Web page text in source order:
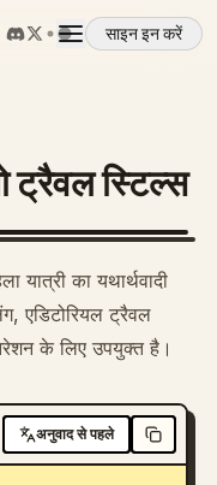
साइन इन करें
ट्रैवल स्टिल्स
यात्री का यथार्थवादी
एडिटोरियल ट्रैवल
के लिए उपयुक्त है।
अनुवाद से पहले